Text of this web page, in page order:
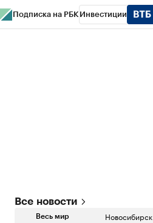
Подписка на РБК Инвестиции
Все новости
Весь мир Новосибирск